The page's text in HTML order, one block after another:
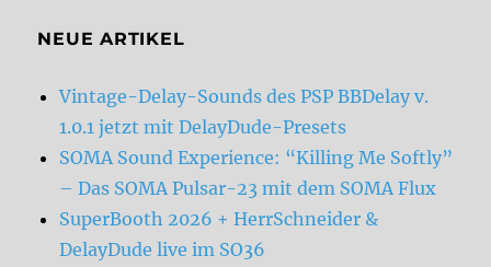
NEUE ARTIKEL
Vintage-Delay-Sounds des PSP BBDelay v.
1.0.1 jetzt mit DelayDude-Presets
SOMA Sound Experience: “Killing Me Softly”
– Das SOMA Pulsar-23 mit dem SOMA Flux
SuperBooth 2026 + HerrSchneider &
DelayDude live im SO36